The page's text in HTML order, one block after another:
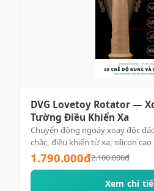
DVG Lovetoy Rotator —
Tường Điều Khiển Xa
Chuyển động ngoáy xoay độc
chắc, điều khiển từ xa, silicon cao
1.790.000đ2.100.000đ
Xem chi